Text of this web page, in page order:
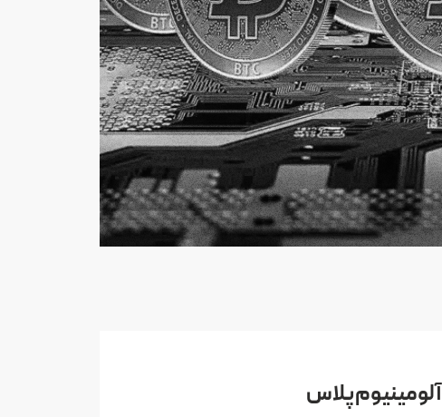
آلومینیوم پلاس